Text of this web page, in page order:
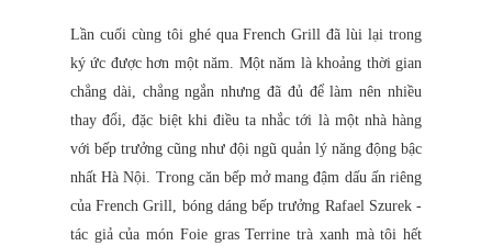
Lần cuối cùng tôi ghé qua French Grill đã lùi lại trong
ký ức được hơn một năm. Một năm là khoảng thời gian
chẳng dài, chẳng ngắn nhưng đã đủ để làm nên nhiều
thay đổi, đặc biệt khi điều ta nhắc tới là một nhà hàng
với bếp trưởng cũng như đội ngũ quản lý năng động bậc
nhất Hà Nội. Trong căn bếp mở mang đậm dấu ấn riêng
của French Grill, bóng dáng bếp trưởng Rafael Szurek -
tác giả của món Foie gras Terrine trà xanh mà tôi hết